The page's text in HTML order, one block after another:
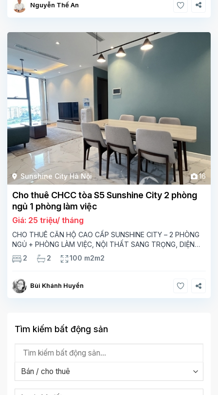
Nguyễn Thế An
Sunshine City Hà Nội 16
Cho thuê CHCC tòa S5 Sunshine City 2 phòng
ngủ 1 phòng làm việc
Giá: 25 triệu/ tháng
CHO THUÊ CĂN HỘ CAO CẤP SUNSHINE CITY – 2 PHÒNG
NGỦ + PHÒNG LÀM VIỆC, NỘI THẤT SANG TRỌNG, DIỆN
TÍCH 100M² Bạn đang tìm một không gian sống hiện đại, tiện
nghi và đẳng cấp tại Hà Nội? Căn
2 2 100 m2m2
Bùi Khánh Huyền
Tìm kiếm bất động sản